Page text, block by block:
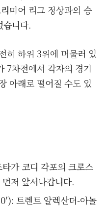
미어 리그 정상과의 승
습니다.
히 하위 3위에 머물러 있
7차전에서 각자의 경기
아래로 떨어질 수도 있
가 코디 각포의 크로스
저 앞서나갑니다.
트렌트 알렉산더-아놀